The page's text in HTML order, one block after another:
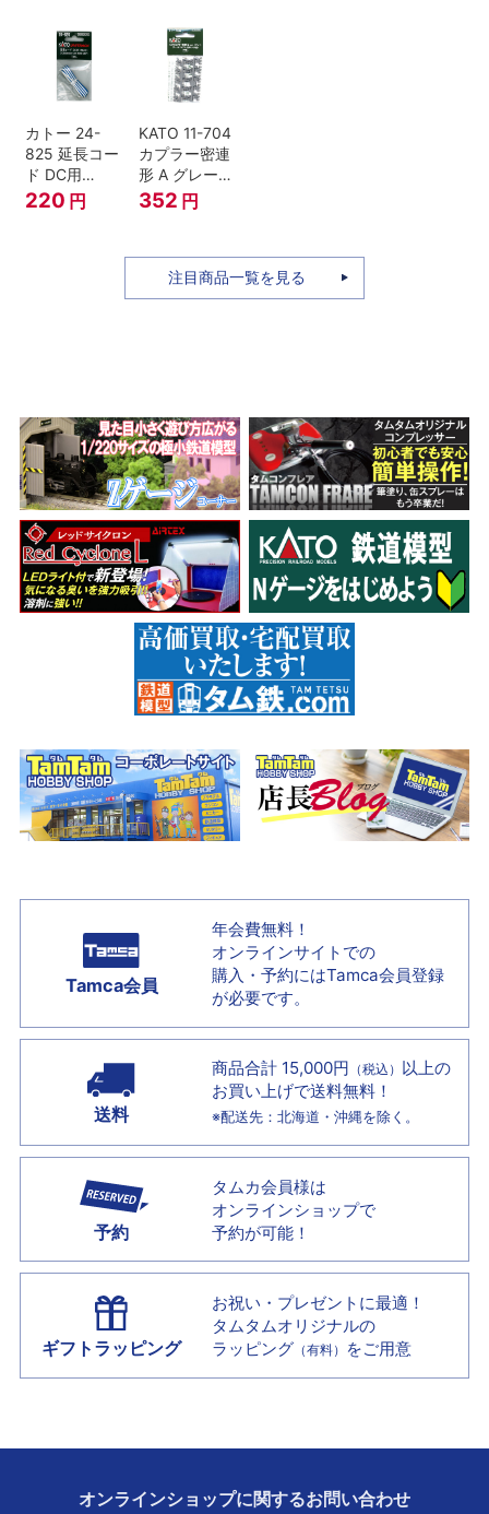
カトー 24-
825 延長コー
ド DC用
(90cm）
220 円
KATO 11-704
カプラー密連
形 A グレー
(20個入) (ア
ーノルドカプ
352 円
注目商品一覧を見る
Tamca会員
年会費無料！
オンラインサイトでの
購入・予約にはTamca会員登録
が必要です。
送料
商品合計 15,000円 （税込） 以上の
お買い上げで送料無料！
※配送先：北海道・沖縄を除く。
予約
タムカ会員様は
オンラインショップで
予約が可能！
ギフトラッピング
お祝い・プレゼントに最適！
タムタムオリジナルの
ラッピング （有料） をご用意
オンラインショップに関するお問い合わせ